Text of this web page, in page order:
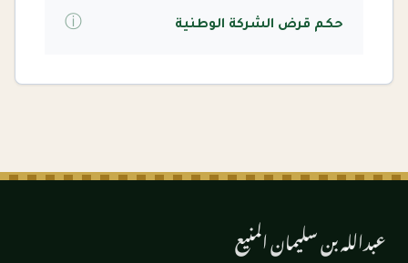
حكم قرض الشركة الوطنية ⓘ
عبدالله بن سليمان المنيع